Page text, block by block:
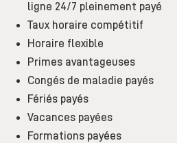
ligne 24/7 pleinement payé
Taux horaire compétitif
Horaire flexible
Primes avantageuses
Congés de maladie payés
Fériés payés
Vacances payées
Formations payées